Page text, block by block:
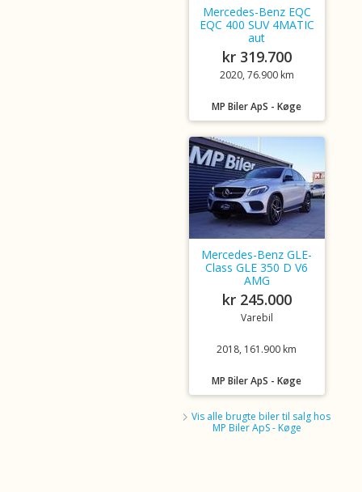
Mercedes-Benz EQC
EQC 400 SUV 4MATIC
aut
kr 319.700
2020, 76.900 km
MP Biler ApS - Køge
Mercedes-Benz GLE-
Class GLE 350 D V6
AMG
kr 245.000
Varebil
2018, 161.900 km
MP Biler ApS - Køge
Vis alle brugte biler til salg hos
MP Biler ApS - Køge